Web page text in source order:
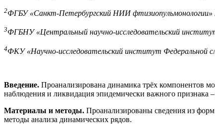
2ФГБУ «Санкт-Петербургский НИИ фтизиопульмонологии»
3ФГБНУ «Центральный научно-исследовательский
4ФКУ «Научно-исследовательский институт Федеральной
Введение. Проанализирована динамика трёх компонентов
наблюдения и ликвидация эпидемически важного признака
Материалы и методы. Проанализированы сведения из форм
методы анализа динамических рядов.